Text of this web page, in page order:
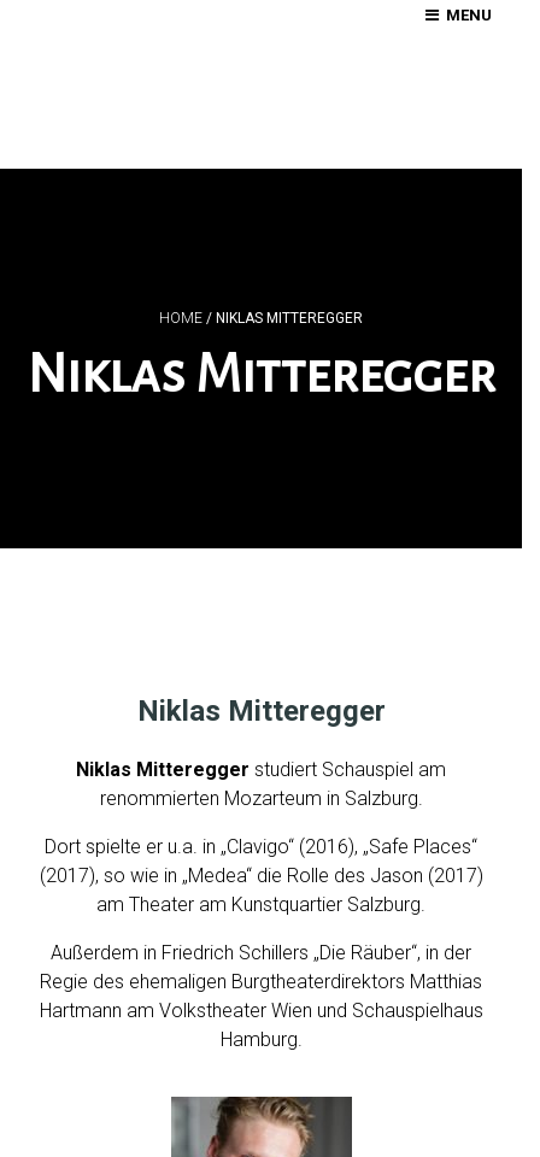
MENU
HOME / NIKLAS MITTEREGGER
Niklas Mitteregger
I
T
R
E
Niklas Mitteregger
Niklas Mitteregger studiert Schauspiel am
renommierten Mozarteum in Salzburg.
Dort spielte er u.a. in „Clavigo“ (2016), „Safe Places“
(2017), so wie in „Medea“ die Rolle des Jason (2017)
am Theater am Kunstquartier Salzburg.
Außerdem in Friedrich Schillers „Die Räuber“, in der
Regie des ehemaligen Burgtheaterdirektors Matthias
Hartmann am Volkstheater Wien und Schauspielhaus
Hamburg.